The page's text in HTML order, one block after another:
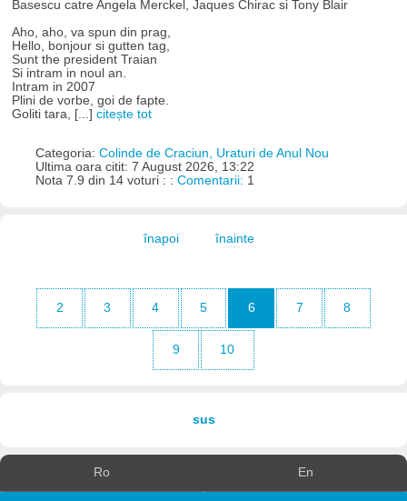
Basescu catre Angela Merckel, Jaques Chirac si Tony Blair
Aho, aho, va spun din prag,
Hello, bonjour si gutten tag,
Sunt the president Traian
Si intram in noul an.
Intram in 2007
Plini de vorbe, goi de fapte.
Goliti tara, [...]citește tot
Categoria: Colinde de Craciun, Uraturi de Anul Nou
Ultima oara citit: 7 August 2026, 13:22
Nota 7.9 din 14 voturi : : Comentarii: 1
înapoi înainte
2 3 4 5 6 7 8
9 10
sus
Ro En